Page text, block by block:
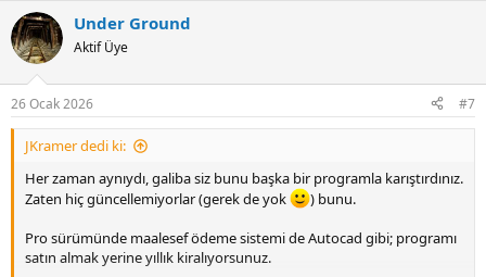
c
t
i
s
:
Under Ground
Aktif Üye
26 Ocak 2026 #7
JKramer dedi ki:
Her zaman aynıydı, galiba siz bunu başka bir programla karıştırdınız.
Zaten hiç güncellemiyorlar (gerek de yok
) bunu.
Pro sürümünde maalesef ödeme sistemi de Autocad gibi; programı
satın almak yerine yıllık kiralıyorsunuz.